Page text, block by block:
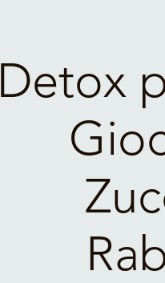
Detox